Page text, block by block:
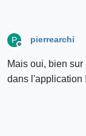
P
Offline
pierrearchi
Mais oui, bien
dans l'application